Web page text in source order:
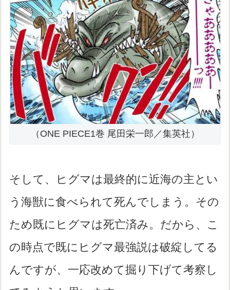
（ONE PIECE1巻 尾田栄一郎／集英社）
そして、ヒグマは最終的に近海の主とい
う海獣に食べられて死んでしまう。その
ため既にヒグマは死亡済み。だから、こ
の時点で既にヒグマ最強説は破綻してる
んですが、一応改めて掘り下げて考察し